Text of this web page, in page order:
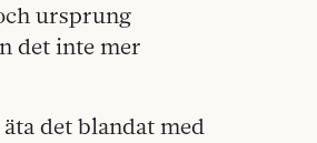
ursprung
det inte mer
det blandat med